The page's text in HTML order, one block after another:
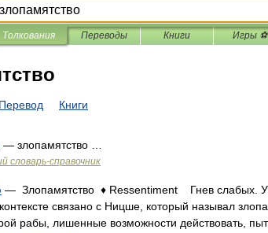
Толкования Переводы Книги Игры ⚽
Перевод Книги
— злопамятство …
словарь-справочник
— Злопамятство ♦ Ressentiment Гнев слабых.
связано с Ницше, который называл
рабы, лишенные возможности действовать,